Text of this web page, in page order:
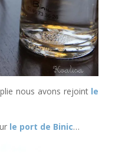
nous avons rejoint le
le port de Binic…